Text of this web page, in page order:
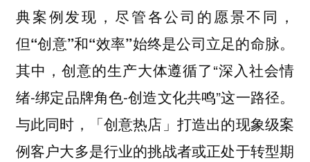
典案例发现， 尽管各公司的愿景不同，
但“创意”和“效率”始终是公司立足的命脉。
其中，创意的生产大体遵循了“深入社会情
绪-绑定品牌角色-创造文化共鸣”这一路径。
与此同时，「创意热店」打造出的现象级案
例客户大多是行业的挑战者或正处于转型期